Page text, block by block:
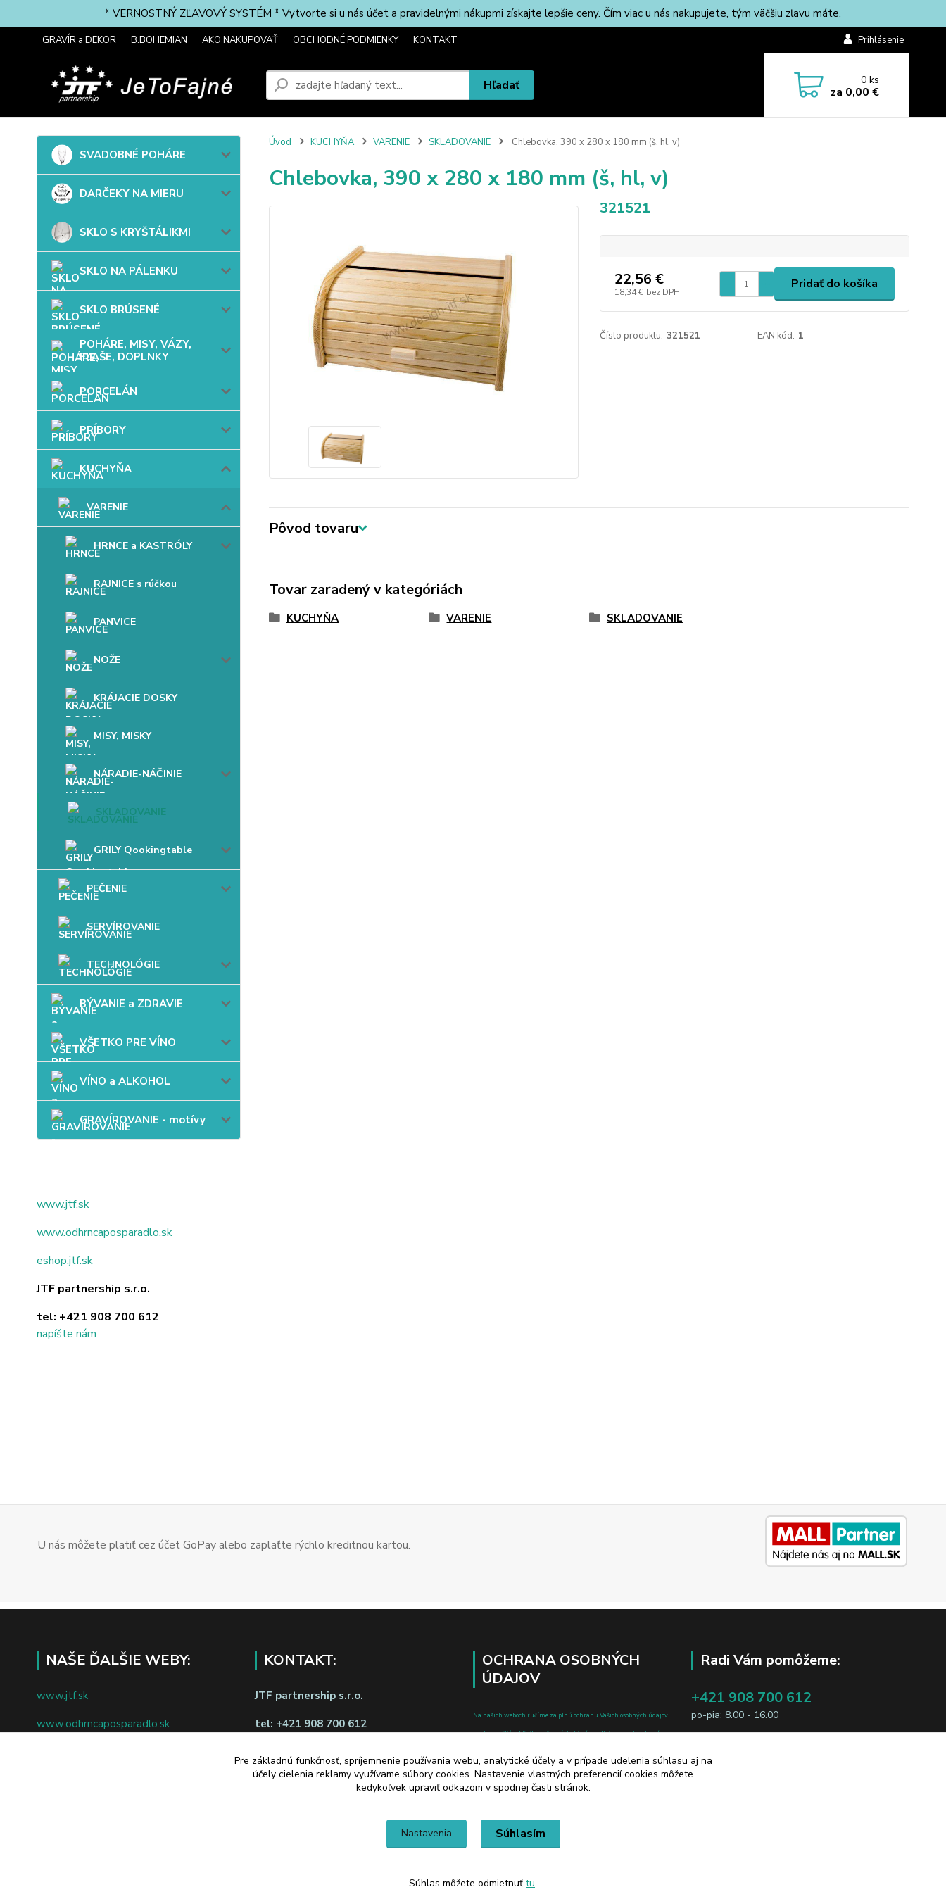
* VERNOSTNÝ ZĽAVOVÝ SYSTÉM * Vytvorte si u nás účet a pravidelnými nákupmi získajte lepšie ceny. Čím viac u nás nakupujete, tým väčšiu zľavu máte.
GRAVÍR a DEKOR B.BOHEMIAN AKO NAKUPOVAŤ OBCHODNÉ PODMIENKY KONTAKT Prihlásenie
Hľadať 0ks
za 0,00 €
SVADOBNÉ POHÁRE
DARČEKY NA MIERU
SKLO S KRYŠTÁLIKMI
SKLO NA PÁLENKU
SKLO BRÚSENÉ
POHÁRE, MISY, VÁZY,
FĽAŠE, DOPLNKY
PORCELÁN
PRÍBORY
KUCHYŇA
VARENIE
HRNCE a KASTRÓLY
RAJNICE s rúčkou
PANVICE
NOŽE
KRÁJACIE DOSKY
MISY, MISKY
NÁRADIE-NÁČINIE
SKLADOVANIE
GRILY Qookingtable
PEČENIE
SERVÍROVANIE
TECHNOLÓGIE
BÝVANIE a ZDRAVIE
VŠETKO PRE VÍNO
VÍNO a ALKOHOL
GRAVÍROVANIE - motívy
www.jtf.sk
www.odhrncaposparadlo.sk
eshop.jtf.sk
JTF partnership s.r.o.
tel: +421 908 700 612
napíšte nám
Úvod KUCHYŇA VARENIE SKLADOVANIE Chlebovka, 390 x 280 x 180 mm (š, hl, v)
Chlebovka, 390 x 280 x 180 mm (š, hl, v)
321521
22,56 €
18,34 € bez DPH
Pridať do košíka
Číslo produktu: 321521 EAN kód: 1
Pôvod tovaru
Tovar zaradený v kategóriách
KUCHYŇA VARENIE SKLADOVANIE
U nás môžete platiť cez účet GoPay alebo zaplaťte rýchlo kreditnou kartou.
NAŠE ĎALŠIE WEBY:
www.jtf.sk
www.odhrncaposparadlo.sk
KONTAKT:
JTF partnership s.r.o.
tel: +421 908 700 612
napíšte nám
Odstúpiť od zmluvy tu
OCHRANA OSOBNÝCH
ÚDAJOV
Na našich weboch ručíme za plnú ochranu Vašich osobných údajov
pred zneužitím. Všetky informácie, ktoré uvediete o svojej osobe, sú
a o zmene a doplnení niektorých zákonov.
Radi Vám pomôžeme:
+421 908 700 612
po-pia: 8.00 - 16.00
Pre základnú funkčnosť, spríjemnenie používania webu, analytické účely a v prípade udelenia súhlasu aj na
účely cielenia reklamy využívame súbory cookies. Nastavenie vlastných preferencií cookies môžete
kedykoľvek upraviť odkazom v spodnej časti stránok.
Nastavenia Súhlasím
Súhlas môžete odmietnuť tu.